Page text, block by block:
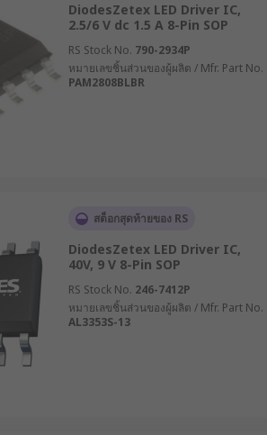
DiodesZetex LED Driver IC,
2.5/6 V dc 1.5 A 8-Pin SOP
RS Stock No. 790-2934P
หมายเลขชิ้นส่วนของผู้ผลิต / Mfr. Part No.
PAM2808BLBR
สต็อกสุดท้ายของ RS
DiodesZetex LED Driver IC,
40V, 9 V 8-Pin SOP
RS Stock No. 246-7412P
หมายเลขชิ้นส่วนของผู้ผลิต / Mfr. Part No.
AL3353S-13